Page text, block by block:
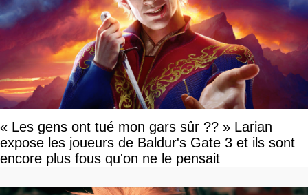
« Les gens ont tué mon gars sûr ?? » Larian
expose les joueurs de Baldur's Gate 3 et ils sont
encore plus fous qu'on ne le pensait